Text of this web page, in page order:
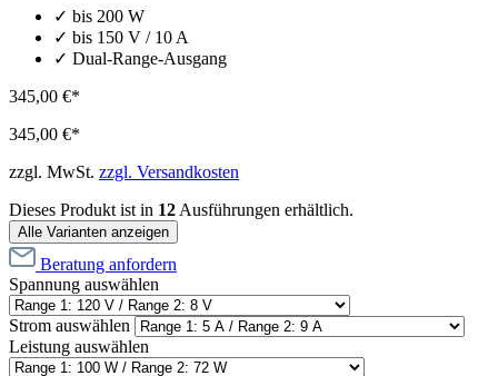
✓ bis 200 W
✓ bis 150 V / 10 A
✓ Dual-Range-Ausgang
345,00 €*
345,00 €*
zzgl. MwSt. zzgl. Versandkosten
Dieses Produkt ist in 12 Ausführungen erhältlich.
Alle Varianten anzeigen
Beratung anfordern
Spannung auswählen
Strom auswählen
Leistung auswählen